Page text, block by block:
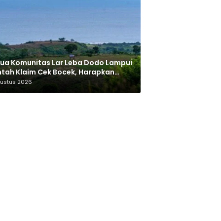
Komunitas Lar Leba Dodo Lampui
Klaim Cek Bocek, Harapkan
Beri Akses ke Makam Leluhur
2026